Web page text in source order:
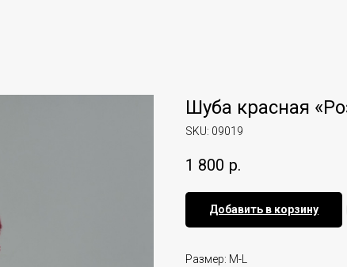
Шуба красная
SKU: 09019
1 800 р.
Добавить в корзину
Размер: M-L